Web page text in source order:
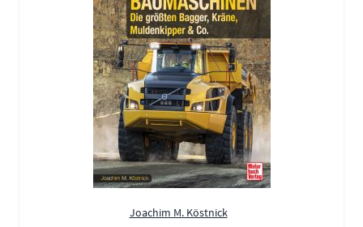
Joachim M. Köstnick